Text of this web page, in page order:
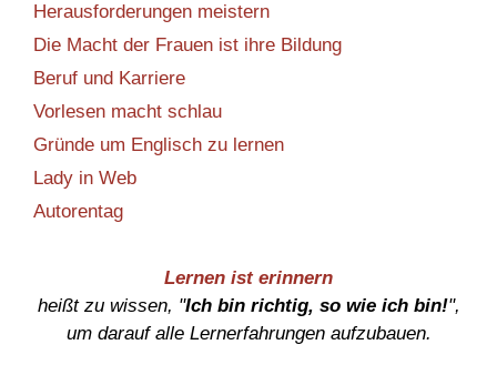
Herausforderungen meistern
Die Macht der Frauen ist ihre Bildung
Beruf und Karriere
Vorlesen macht schlau
Gründe um Englisch zu lernen
Lady in Web
Autorentag
Lernen ist erinnern
heißt zu wissen, "Ich bin richtig, so wie ich bin!",
um darauf alle Lernerfahrungen aufzubauen.